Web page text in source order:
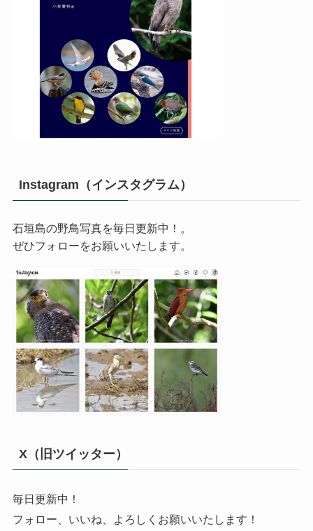
Instagram（インスタグラム）
石垣島の野鳥写真を毎日更新中！。
ぜひフォローをお願いいたします。
X（旧ツイッター）
毎日更新中！
フォロー、いいね、よろしくお願いいたします！